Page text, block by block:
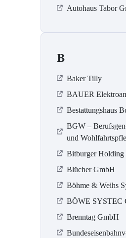
Autohaus Tabor
B
Baker Tilly
BAUER
Bestattungshaus
BGW –
und
Bitburger Holding
Blücher GmbH
Böhme & Weihs
BÖWE SYSTEC
Brenntag GmbH